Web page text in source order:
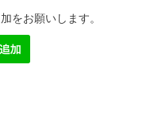
をお願いします。